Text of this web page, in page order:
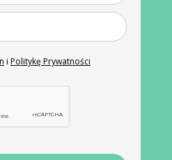
i Politykę Prywatności